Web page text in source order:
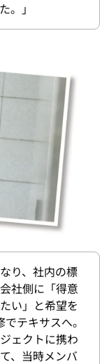
。」
り、社内の標
社側に「得意
い」と希望を
テキサスへ。
ェクトに携わ
、当時メンバ